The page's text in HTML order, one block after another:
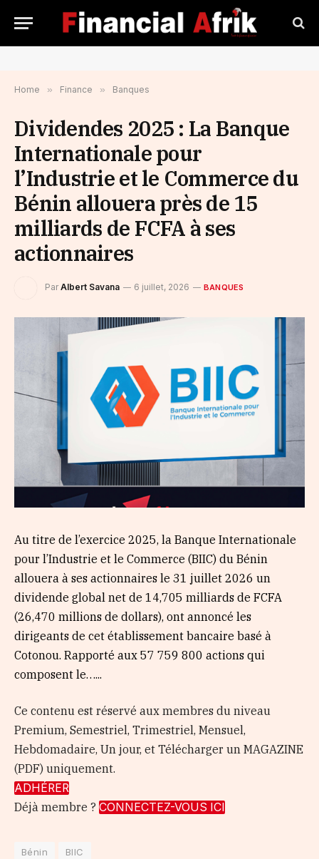
Home » Finance » Banques
Dividendes 2025 : La Banque
Internationale pour
l’Industrie et le Commerce du
Bénin allouera près de 15
milliards de FCFA à ses
actionnaires
Par Albert Savana 6 juillet, 2026 BANQUES
Au titre de l’exercice 2025, la Banque Internationale
pour l’Industrie et le Commerce (BIIC) du Bénin
allouera à ses actionnaires le 31 juillet 2026 un
dividende global net de 14,705 milliards de FCFA
(26,470 millions de dollars), ont annoncé les
dirigeants de cet établissement bancaire basé à
Cotonou. Rapporté aux 57 759 800 actions qui
composent le…...
Ce contenu est réservé aux membres du niveau
Premium, Semestriel, Trimestriel, Mensuel,
Hebdomadaire, Un jour, et Télécharger un MAGAZINE
(PDF) uniquement.
ADHÉRER
Déjà membre ? CONNECTEZ-VOUS ICI
Bénin BIIC